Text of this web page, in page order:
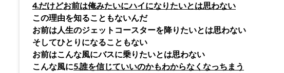
4.だけどお前は俺みたいにハイになりたいとは思わない
この理由を知ることもないんだ
お前は人生のジェットコースターを降りたいとは思わない
そしてひとりになることもない
お前はこんな風にバスに乗りたいとは思わない
こんな風に5.誰を信じていいのかもわからなくなっちまう